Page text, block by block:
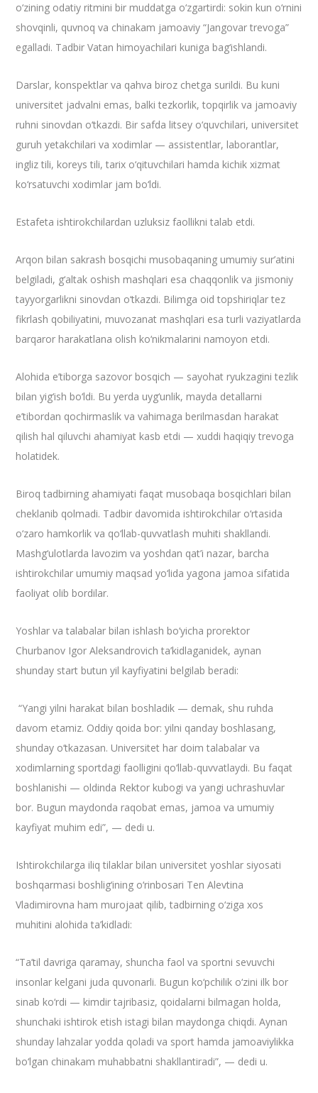
o‘zining odatiy ritmini bir muddatga o‘zgartirdi: sokin kun o‘rnini
shovqinli, quvnoq va chinakam jamoaviy “Jangovar trevoga”
egalladi. Tadbir Vatan himoyachilari kuniga bag‘ishlandi.
Darslar, konspektlar va qahva biroz chetga surildi. Bu kuni
universitet jadvalni emas, balki tezkorlik, topqirlik va jamoaviy
ruhni sinovdan o‘tkazdi. Bir safda litsey o‘quvchilari, universitet
guruh yetakchilari va xodimlar — assistentlar, laborantlar,
ingliz tili, koreys tili, tarix o‘qituvchilari hamda kichik xizmat
ko‘rsatuvchi xodimlar jam bo‘ldi.
Estafeta ishtirokchilardan uzluksiz faollikni talab etdi.
Arqon bilan sakrash bosqichi musobaqaning umumiy sur’atini
belgiladi, g‘altak oshish mashqlari esa chaqqonlik va jismoniy
tayyorgarlikni sinovdan o‘tkazdi. Bilimga oid topshiriqlar tez
fikrlash qobiliyatini, muvozanat mashqlari esa turli vaziyatlarda
barqaror harakatlana olish ko‘nikmalarini namoyon etdi.
Alohida e’tiborga sazovor bosqich — sayohat ryukzagini tezlik
bilan yig‘ish bo‘ldi. Bu yerda uyg‘unlik, mayda detallarni
e’tibordan qochirmaslik va vahimaga berilmasdan harakat
qilish hal qiluvchi ahamiyat kasb etdi — xuddi haqiqiy trevoga
holatidek.
Biroq tadbirning ahamiyati faqat musobaqa bosqichlari bilan
cheklanib qolmadi. Tadbir davomida ishtirokchilar o‘rtasida
o‘zaro hamkorlik va qo‘llab-quvvatlash muhiti shakllandi.
Mashg‘ulotlarda lavozim va yoshdan qat’i nazar, barcha
ishtirokchilar umumiy maqsad yo‘lida yagona jamoa sifatida
faoliyat olib bordilar.
Yoshlar va talabalar bilan ishlash bo‘yicha prorektor
Churbanov Igor Aleksandrovich ta’kidlaganidek, aynan
shunday start butun yil kayfiyatini belgilab beradi:
“Yangi yilni harakat bilan boshladik — demak, shu ruhda
davom etamiz. Oddiy qoida bor: yilni qanday boshlasang,
shunday o‘tkazasan. Universitet har doim talabalar va
xodimlarning sportdagi faolligini qo‘llab-quvvatlaydi. Bu faqat
boshlanishi — oldinda Rektor kubogi va yangi uchrashuvlar
bor. Bugun maydonda raqobat emas, jamoa va umumiy
kayfiyat muhim edi”, — dedi u.
Ishtirokchilarga iliq tilaklar bilan universitet yoshlar siyosati
boshqarmasi boshlig‘ining o‘rinbosari Ten Alevtina
Vladimirovna ham murojaat qilib, tadbirning o‘ziga xos
muhitini alohida ta’kidladi:
“Ta’til davriga qaramay, shuncha faol va sportni sevuvchi
insonlar kelgani juda quvonarli. Bugun ko‘pchilik o‘zini ilk bor
sinab ko‘rdi — kimdir tajribasiz, qoidalarni bilmagan holda,
shunchaki ishtirok etish istagi bilan maydonga chiqdi. Aynan
shunday lahzalar yodda qoladi va sport hamda jamoaviylikka
bo‘lgan chinakam muhabbatni shakllantiradi”, — dedi u.